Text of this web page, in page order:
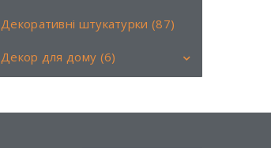
Декоративні штукатурки (87)
Декор для дому (6)